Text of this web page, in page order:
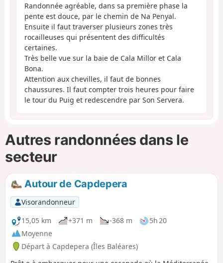
Randonnée agréable, dans sa première phase la
pente est douce, par le chemin de Na Penyal.
Ensuite il faut traverser plusieurs zones très
rocailleuses qui présentent des difficultés
certaines.
Très belle vue sur la baie de Cala Millor et Cala
Bona.
Attention aux chevilles, il faut de bonnes
chaussures. Il faut compter trois heures pour faire
le tour du Puig et redescendre par Son Servera.
Autres randonnées dans le
secteur
Autour de Capdepera
Visorandonneur
15,05 km
+371 m -368 m
5h 20
Moyenne
Départ à Capdepera (Îles Baléares)